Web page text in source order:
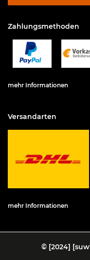
Zahlungsmethoden
mehr Informationen
Versandarten
mehr Informationen